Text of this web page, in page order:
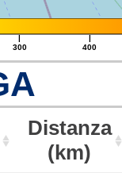
|
300
|
400
Distanza
(km)